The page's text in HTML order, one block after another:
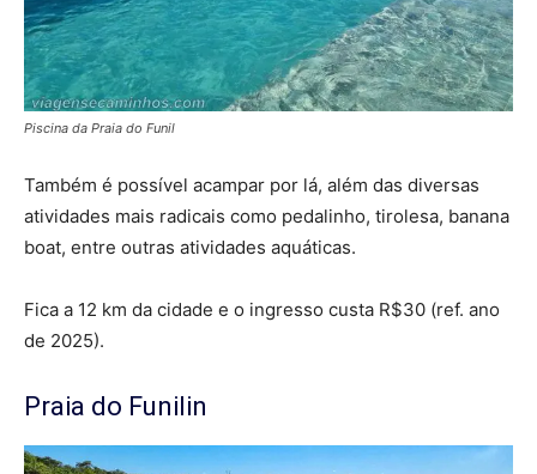
Piscina da Praia do Funil
Também é possível acampar por lá, além das diversas
atividades mais radicais como pedalinho, tirolesa, banana
boat, entre outras atividades aquáticas.
Fica a 12 km da cidade e o ingresso custa R$30 (ref. ano
de 2025).
Praia do Funilin